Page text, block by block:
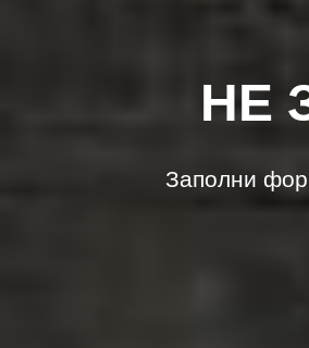
НЕ
Заполни